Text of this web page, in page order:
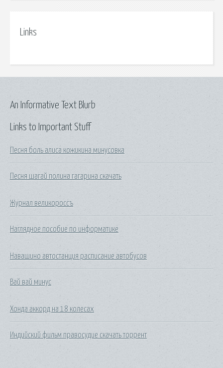
Links
Links to Important Stuff
Песня боль алиса кожикина минусовка
Песня шагай полина гагарина скачать
Журнал великороссъ
Наглядное пособие по информатике
Навашино автостанция расписание автобусов
Вай вай минус
Хонда аккорд на 18 колесах
Индийский фильм правосудие скачать торрент
An Informative Text Blurb